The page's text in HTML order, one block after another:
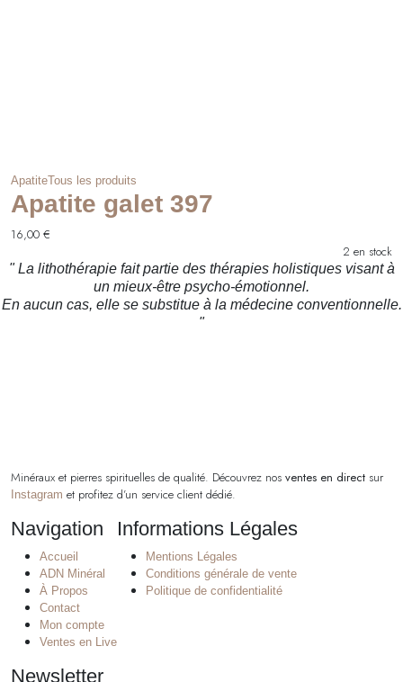
ApatiteTous les produits
Apatite galet 397
16,00 €
2 en stock
" La lithothérapie fait partie des thérapies holistiques visant à
un mieux-être psycho-émotionnel.
En aucun cas, elle se substitue à la médecine conventionnelle.
"
Minéraux et pierres spirituelles de qualité. Découvrez nos ventes en direct sur
Instagram et profitez d’un service client dédié.
Navigation
Accueil
ADN Minéral
À Propos
Contact
Mon compte
Ventes en Live
Informations Légales
Mentions Légales
Conditions générale de vente
Politique de confidentialité
Newsletter